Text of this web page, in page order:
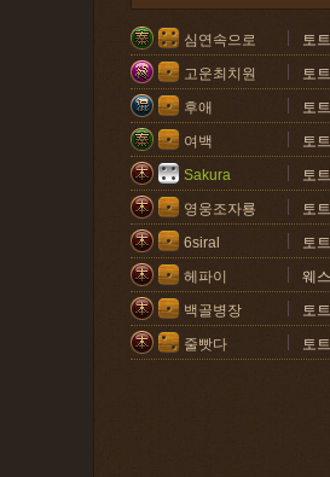
심연속으로
토
고운최치원
토
후애
토
여백
토
Sakura
토
영웅조자룡
토
6siral
토
헤파이
웨
백골병장
토
줄빳다
토